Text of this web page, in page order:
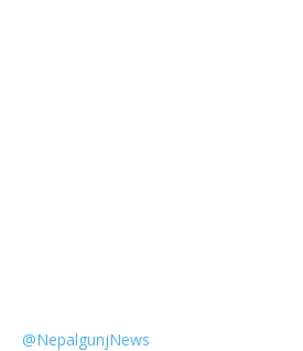
@NepalgunjNews